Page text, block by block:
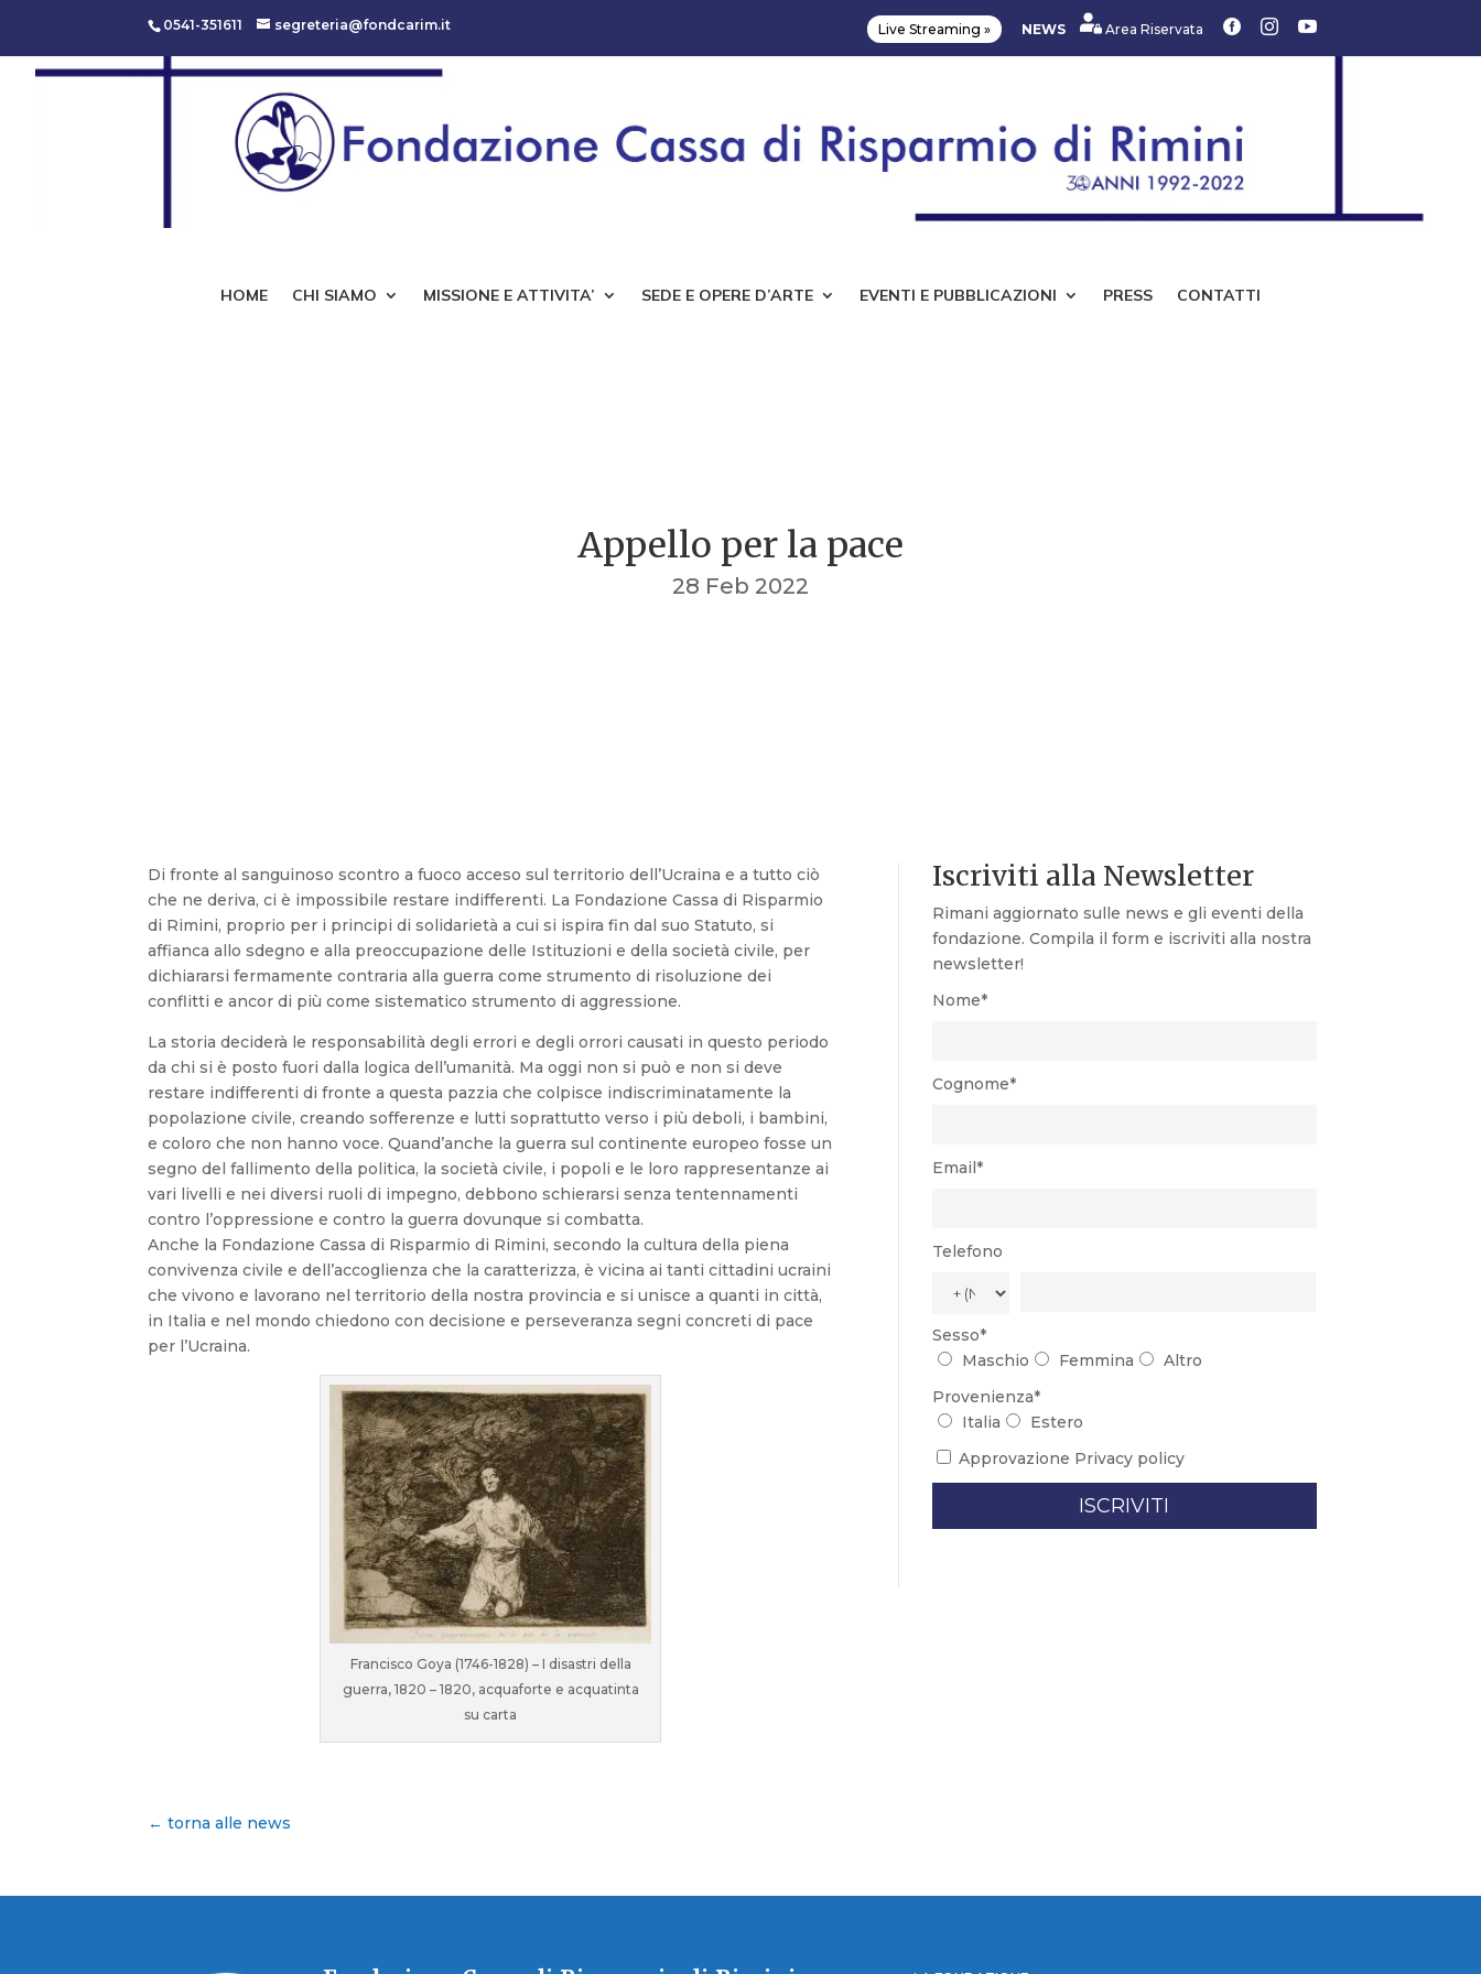
0541-351611 segreteria@fondcarim.it Live Streaming » NEWS Area Riservata   
HOME CHI SIAMO MISSIONE E ATTIVITA’ SEDE E OPERE D’ARTE EVENTI E PUBBLICAZIONI PRESS CONTATTI
Appello per la pace
28 Feb 2022
Di fronte al sanguinoso scontro a fuoco acceso sul territorio dell’Ucraina e a tutto ciò
che ne deriva, ci è impossibile restare indifferenti. La Fondazione Cassa di Risparmio
di Rimini, proprio per i principi di solidarietà a cui si ispira fin dal suo Statuto, si
affianca allo sdegno e alla preoccupazione delle Istituzioni e della società civile, per
dichiararsi fermamente contraria alla guerra come strumento di risoluzione dei
conflitti e ancor di più come sistematico strumento di aggressione.
La storia deciderà le responsabilità degli errori e degli orrori causati in questo periodo
da chi si è posto fuori dalla logica dell’umanità. Ma oggi non si può e non si deve
restare indifferenti di fronte a questa pazzia che colpisce indiscriminatamente la
popolazione civile, creando sofferenze e lutti soprattutto verso i più deboli, i bambini,
e coloro che non hanno voce. Quand’anche la guerra sul continente europeo fosse un
segno del fallimento della politica, la società civile, i popoli e le loro rappresentanze ai
vari livelli e nei diversi ruoli di impegno, debbono schierarsi senza tentennamenti
contro l’oppressione e contro la guerra dovunque si combatta.
Anche la Fondazione Cassa di Risparmio di Rimini, secondo la cultura della piena
convivenza civile e dell’accoglienza che la caratterizza, è vicina ai tanti cittadini ucraini
che vivono e lavorano nel territorio della nostra provincia e si unisce a quanti in città,
in Italia e nel mondo chiedono con decisione e perseveranza segni concreti di pace
per l’Ucraina.
Francisco Goya (1746-1828) – I disastri della
guerra, 1820 – 1820, acquaforte e acquatinta
su carta
← torna alle news
Iscriviti alla Newsletter
Rimani aggiornato sulle news e gli eventi della
fondazione. Compila il form e iscriviti alla nostra
newsletter!
Nome*
Cognome*
Email*
Telefono
Sesso*
Maschio
Femmina
Altro
Provenienza*
Italia
Estero
Approvazione Privacy policy